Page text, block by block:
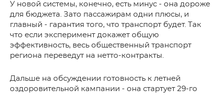
У новой системы, конечно, есть минус - она дороже
для бюджета. Зато пассажирам одни плюсы, и
главный - гарантия того, что транспорт будет. Так
что если эксперимент докажет общую
эффективность, весь общественный транспорт
региона переведут на нетто-контракты.
Дальше на обсуждении готовность к летней
оздоровительной кампании - она стартует 29-го